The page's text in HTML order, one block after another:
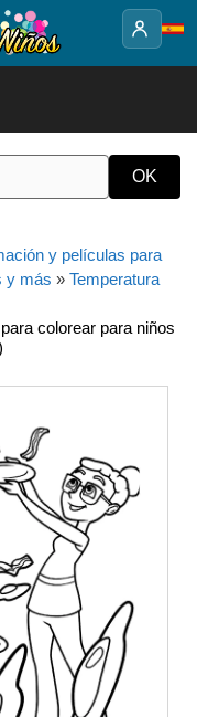
y películas para
y más » Temperatura
colorear para niños